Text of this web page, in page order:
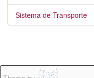
Sistema de Transporte